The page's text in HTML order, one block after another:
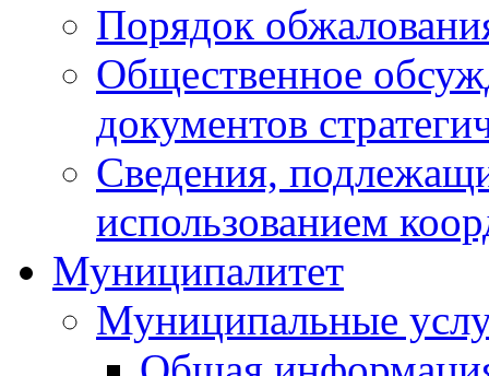
Порядок
Общественное
документов
Сведения,
использованием
Муниципалитет
Муниципальные